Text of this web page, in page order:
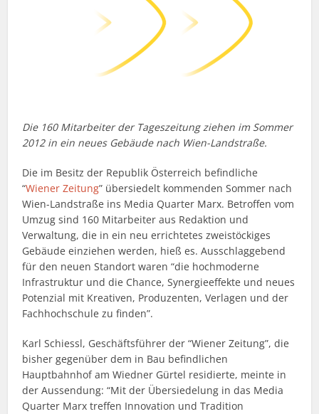
Die 160 Mitarbeiter der Tageszeitung ziehen im Sommer
2012 in ein neues Gebäude nach Wien-Landstraße.
Die im Besitz der Republik Österreich befindliche
“Wiener Zeitung” übersiedelt kommenden Sommer nach
Wien-Landstraße ins Media Quarter Marx. Betroffen vom
Umzug sind 160 Mitarbeiter aus Redaktion und
Verwaltung, die in ein neu errichtetes zweistöckiges
Gebäude einziehen werden, hieß es. Ausschlaggebend
für den neuen Standort waren “die hochmoderne
Infrastruktur und die Chance, Synergieeffekte und neues
Potenzial mit Kreativen, Produzenten, Verlagen und der
Fachhochschule zu finden”.
Karl Schiessl, Geschäftsführer der “Wiener Zeitung”, die
bisher gegenüber dem in Bau befindlichen
Hauptbahnhof am Wiedner Gürtel residierte, meinte in
der Aussendung: “Mit der Übersiedelung in das Media
Quarter Marx treffen Innovation und Tradition